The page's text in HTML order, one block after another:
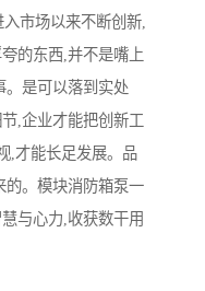
市场以来不断创新,
的东西,并不是嘴上
。是可以落到实处
,企业才能把创新工
,才能长足发展。品
的。模块消防箱泵一
与心力,收获数干用